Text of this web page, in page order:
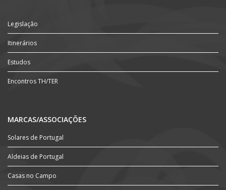
Legislação
Itinerários
Estudos
Encontros TH/TER
MARCAS/ASSOCIAÇÕES
Solares de Portugal
Aldeias de Portugal
Casas no Campo